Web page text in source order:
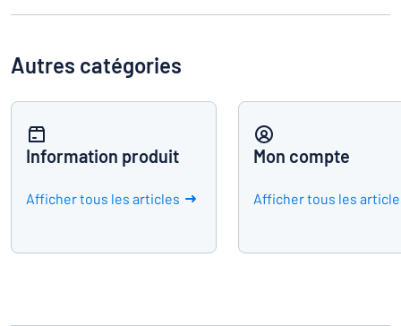
Autres catégories
Information produit
Afficher tous les articles
Mon compte
Afficher tous les